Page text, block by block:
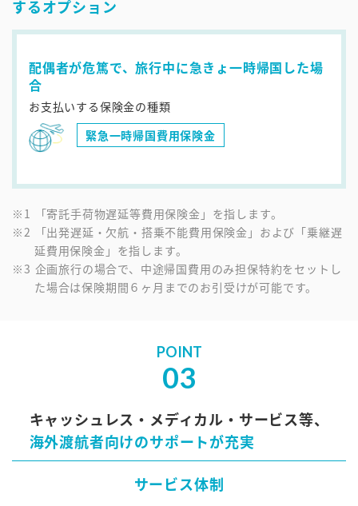
するオプション
配偶者が危篤で、旅行中に急きょ一時帰国した場
合
お支払いする保険金の種類
緊急一時帰国費用保険金
「寄託手荷物遅延等費用保険金」を指します。
「出発遅延・欠航・搭乗不能費用保険金」および「乗継遅
延費用保険金」を指します。
企画旅行の場合で、中途帰国費用のみ担保特約をセットし
た場合は保険期間６ヶ月までのお引受けが可能です。
POINT
03
キャッシュレス・メディカル・サービス等、
海外渡航者向けのサポートが充実
サービス体制